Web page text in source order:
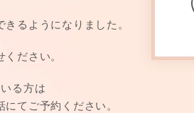
るようになりました。
ださい。
る方は
てご予約ください。